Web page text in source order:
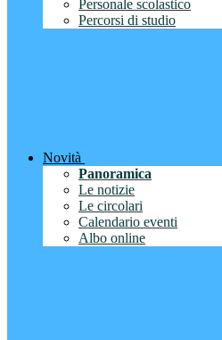
Personale scolastico
Percorsi di studio
Novità
Panoramica
Le notizie
Le circolari
Calendario eventi
Albo online